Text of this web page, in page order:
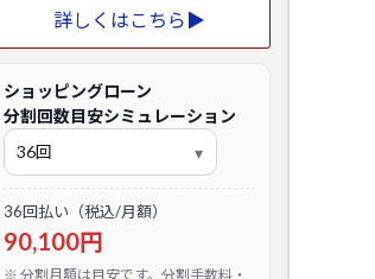
詳しくはこちら▶
ショッピングローン
分割回数目安シミュレーション
36回払い（税込/月額）
90,100円
※ 分割月額は目安です。分割手数料・